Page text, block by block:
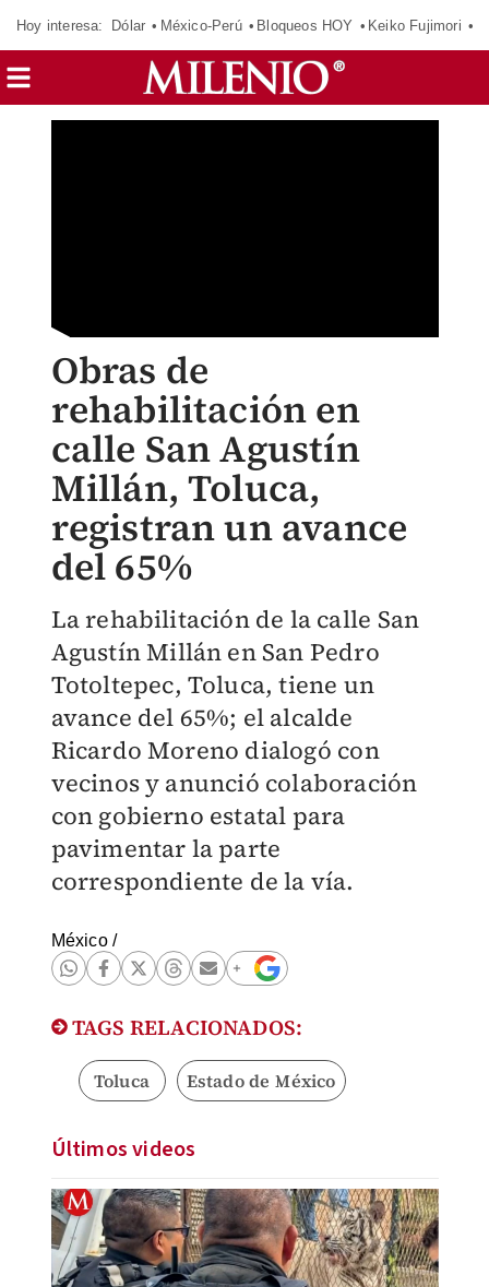
Hoy interesa: Dólar México-Perú Bloqueos HOY Keiko Fujimori
Obras de
rehabilitación en
calle San Agustín
Millán, Toluca,
registran un avance
del 65%
La rehabilitación de la calle San
Agustín Millán en San Pedro
Totoltepec, Toluca, tiene un
avance del 65%; el alcalde
Ricardo Moreno dialogó con
vecinos y anunció colaboración
con gobierno estatal para
pavimentar la parte
correspondiente de la vía.
México/
TAGS RELACIONADOS:
Toluca Estado de México
Últimos videos